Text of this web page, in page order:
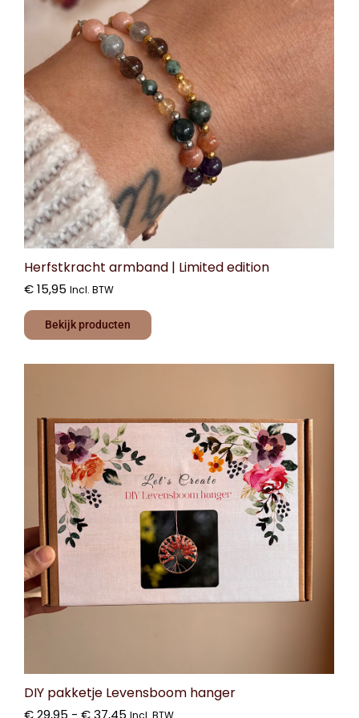
Herfstkracht armband | Limited edition
€15,95 Incl. BTW
Bekijk producten
DIY pakketje Levensboom hanger
€29,95 - €37,45 Incl. BTW